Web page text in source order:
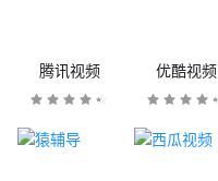
腾讯视频 优酷视频